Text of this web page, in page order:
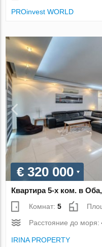
PROinvest WORLD
€ 320 000
Квартира 5-х ком. в
Комнат:5
Расстояние до моря:
IRINA PROPERTY